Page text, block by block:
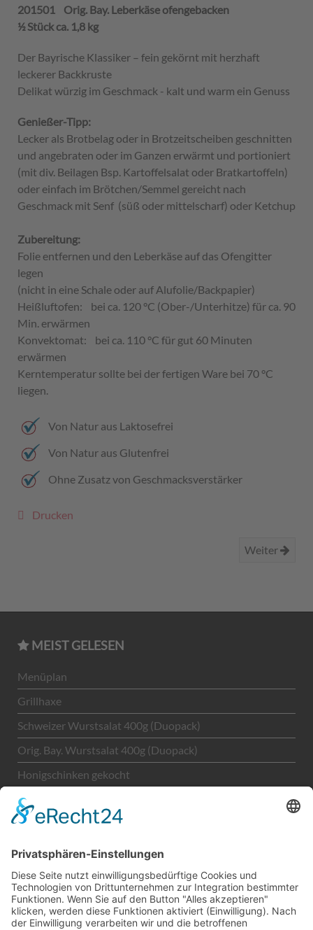
201501 Orig. Bay. Leberkäse ofengebacken
½ Stück ca. 1,8 kg
Der Bayrische Klassiker – fein gekörnt mit herzhaft
leckerer Backkruste
Delikat würzig im Geschmack - kalt und warm ein Genuss
Genießer-Tipp:
Lecker als Brotbelag oder in Brotzeitscheiben geschnitten
und angebraten oder im Ganzen erwärmt und portioniert
(mit div. Beilagen Bsp. Kartoffelsalat oder Bratkartoffeln)
oder einfach im Brötchen/Semmel gereicht nach
Geschmack mit Senf (süß oder mittelscharf) oder Ketchup
Zubereitung:
Folie entfernen und den Leberkäse auf das Ofengitter
legen
(nicht in eine Schale oder auf Alufolie/Backpapier)
Heißluftofen: bei ca. 120 °C (Ober-/Unterhitze) für ca. 90
Min. erwärmen
Konvektomat: bei ca. 110 °C für gut 60 Minuten
erwärmen
Kerntemperatur sollte bei der fertigen Ware bei 70 °C
liegen.
Von Natur aus Laktosefrei
Von Natur aus Glutenfrei
Ohne Zusatz von Geschmacksverstärker
Drucken
Weiter
MEIST GELESEN
Menüplan
Grillhaxe
Schweizer Wurstsalat 400g (Duopack)
Orig. Bay. Wurstsalat 400g (Duopack)
Honigschinken gekocht
Unternehmen
LEGAL
Kontakt
Impressum
Datenschutz